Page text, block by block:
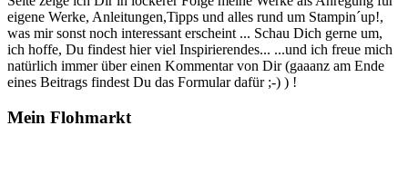
eigene Werke, Anleitungen,Tipps und alles rund um Stampin´up!,
was mir sonst noch interessant erscheint ... Schau Dich gerne um,
ich hoffe, Du findest hier viel Inspirierendes... ...und ich freue mich
natürlich immer über einen Kommentar von Dir (gaaanz am Ende
eines Beitrags findest Du das Formular dafür ;-) ) !
Mein Flohmarkt